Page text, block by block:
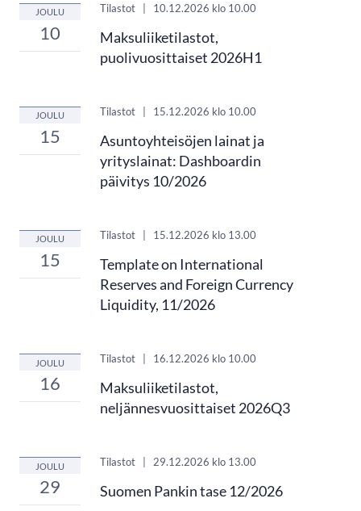
JOULU
10
Tilastot | 10.12.2026 klo 10.00
Maksuliiketilastot,
puolivuosittaiset 2026H1
JOULU
15
Tilastot 15.12.2026 klo 10.00
Asuntoyhteisöjen lainat ja
yrityslainat: Dashboardin
päivitys 10/2026
JOULU
15
Tilastot 15.12.2026 klo 13.00
Template on International
Reserves and Foreign Currency
Liquidity, 11/2026
JOULU
16
Tilastot 16.12.2026 klo 10.00
Maksuliiketilastot,
neljännesvuosittaiset 2026Q3
JOULU
29
Tilastot 29.12.2026 klo 13.00
Suomen Pankin tase 12/2026